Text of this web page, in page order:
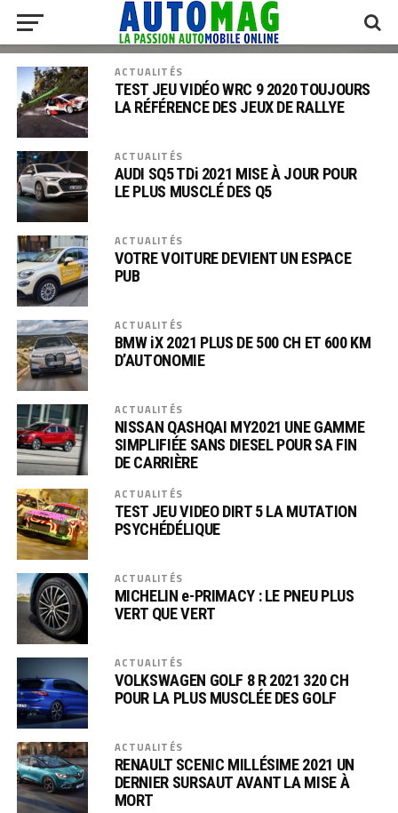
ACTUALITÉS
TEST JEU VIDÉO WRC 9 2020 TOUJOURS
LA RÉFÉRENCE DES JEUX DE RALLYE
ACTUALITÉS
AUDI SQ5 TDi 2021 MISE À JOUR POUR
LE PLUS MUSCLÉ DES Q5
ACTUALITÉS
VOTRE VOITURE DEVIENT UN ESPACE
PUB
ACTUALITÉS
BMW iX 2021 PLUS DE 500 CH ET 600 KM
D’AUTONOMIE
ACTUALITÉS
NISSAN QASHQAI MY2021 UNE GAMME
SIMPLIFIÉE SANS DIESEL POUR SA FIN
DE CARRIÈRE
ACTUALITÉS
TEST JEU VIDEO DIRT 5 LA MUTATION
PSYCHÉDÉLIQUE
ACTUALITÉS
MICHELIN e-PRIMACY : LE PNEU PLUS
VERT QUE VERT
ACTUALITÉS
VOLKSWAGEN GOLF 8 R 2021 320 CH
POUR LA PLUS MUSCLÉE DES GOLF
ACTUALITÉS
RENAULT SCENIC MILLÉSIME 2021 UN
DERNIER SURSAUT AVANT LA MISE À
MORT